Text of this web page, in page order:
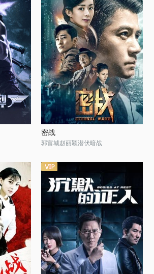
密战
郭富城赵丽颖潜伏暗战